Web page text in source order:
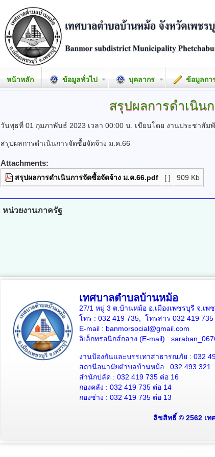
หน้าหลัก ข้อมูลทั่วไป บุคลากร ข้อมูลกา
สรุปผลการดำเนิน
วันพุธที่ 01 กุมภาพันธ์ 2023 เวลา 00:00 น. เขียนโดย งานประชาสัม
สรุปผลการดำเนินการจัดซื้อจัดจ้าง ม.ค.66
Attachments:
สรุปผลการดำเนินการจัดซื้อจัดจ้าง ม.ค.66.pdf [ ] 909 Kb
หน่วยงานภาครัฐ
เทศบาลตำบลบ้านหม้อ
27/1 หมู่ 3 ต.บ้านหม้อ อ.เมืองเพชรบุรี จ.เพ
โทร : 032 419 735, โทรสาร 032 419 735
E-mail : banmorsocial@gmail.com
อิเล็กทรอนิกส์กลาง (E-mail) :
งานป้องกันและบรรเทาสาธารณภัย : 032
สถานีอนามัยตำบลบ้านหม้อ : 032 493 321
สำนักปลัด : 032 419 735 ต่อ 16
กองคลัง : 032 419 735 ต่อ 14
กองช่าง : 032 419 735 ต่อ 13
ลิขสิทธิ์ © 2562 เ